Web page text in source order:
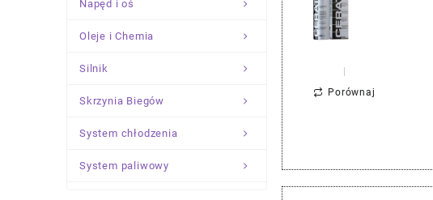
Napęd i oś
Oleje i Chemia
Silnik
Skrzynia Biegów
System chłodzenia
System paliwowy
Porównaj